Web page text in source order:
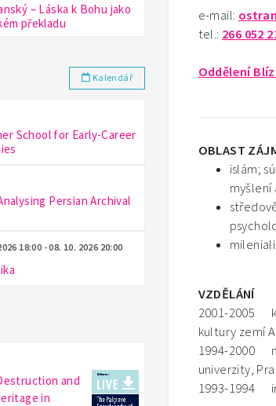
– Láska k Bohu jako
překladu
Kalendář
School for Early-Career
Persian Archival
18:00 - 08. 10. 2026 20:00
and
in
e-mail:
tel.: 266 052
Oddělení
OBLAST
islám;
myšlení
VZDĚLÁNÍ
2001-2005
kultury zemí
1994-2000
univerzity,
1993-1994